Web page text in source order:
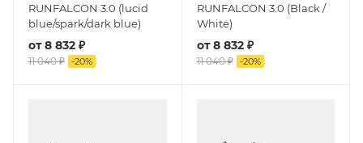
RUNFALCON 3.0 (lucid
blue/spark/dark blue)
от8 832 ₽
11 040 ₽ -20%
RUNFALCON 3.0 (Black /
White)
от8 832 ₽
11 040 ₽ -20%